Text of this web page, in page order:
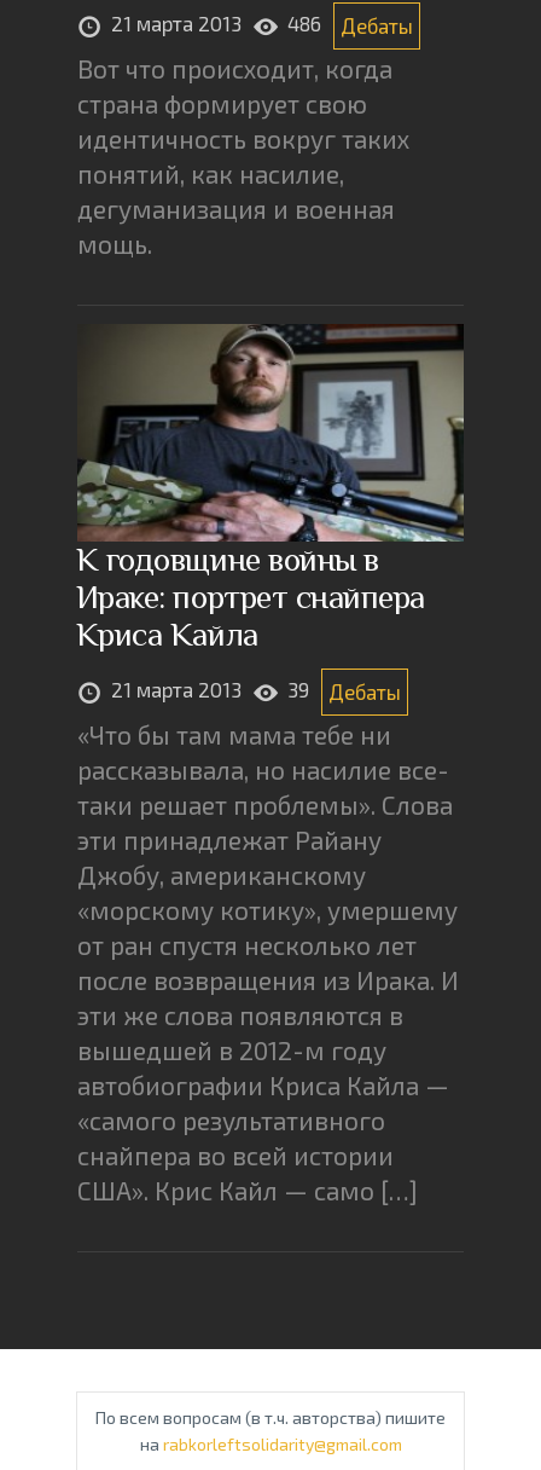
21 марта 2013 486 Дебаты
Вот что происходит, когда
страна формирует свою
идентичность вокруг таких
понятий, как насилие,
дегуманизация и военная
мощь.
К годовщине войны в
Ираке: портрет снайпера
Криса Кайла
21 марта 2013 39 Дебаты
«Что бы там мама тебе ни
рассказывала, но насилие все-
таки решает проблемы». Слова
эти принадлежат Райану
Джобу, американскому
«морскому котику», умершему
от ран спустя несколько лет
после возвращения из Ирака. И
эти же слова появляются в
вышедшей в 2012-м году
автобиографии Криса Кайла —
«самого результативного
снайпера во всей истории
США». Крис Кайл — само […]
По всем вопросам (в т.ч. авторства) пишите
на rabkorleftsolidarity@gmail.com